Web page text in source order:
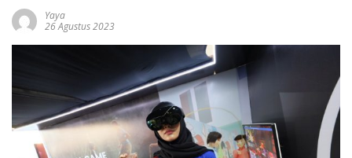
Yaya
26 Agustus 2023